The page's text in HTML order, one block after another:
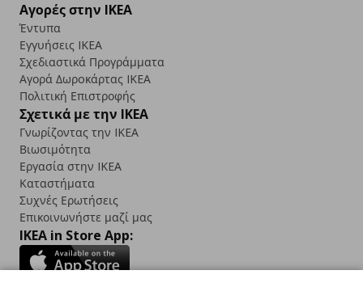
Αγορές στην IKEA
Έντυπα
Εγγυήσεις IKEA
Σχεδιαστικά Προγράμματα
Αγορά Δωρoκάρτας IKEA
Πολιτική Επιστροφής
Σχετικά με την IKEA
Γνωρίζοντας την IKEA
Βιωσιμότητα
Εργασία στην IKEA
Καταστήματα
Συχνές Ερωτήσεις
Επικοινωνήστε μαζί μας
IKEA in Store App: